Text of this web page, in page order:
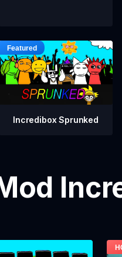
Incredibox Sprunked